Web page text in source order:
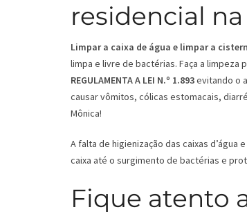
residencial
Limpar a caixa de água e limpar a
limpa e livre de bactérias. Faça a limpeza
REGULAMENTA A LEI N.º 1.893evitando o
causar vômitos, cólicas estomacais,
Mônica!
A falta de higienização das caixas
caixa até o surgimento de bactérias e
Fique atento